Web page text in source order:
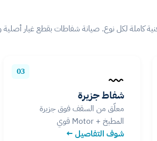
03
شفاط جزيرة
معلّق من السقف فوق جزيرة
المطبخ + Motor قوي
شوف التفاصيل ←